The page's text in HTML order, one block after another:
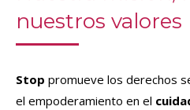
nuestros valores
Stop promueve los derechos
el empoderamiento en el